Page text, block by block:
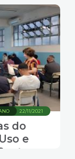
22/11/2021
do
e